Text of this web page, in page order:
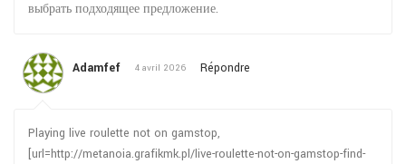
выбрать подходящее предложение.
Adamfef 4 avril 2026 Répondre
Playing live roulette not on gamstop,
[url=http://metanoia.grafikmk.pl/live-roulette-not-on-gamstop-find-